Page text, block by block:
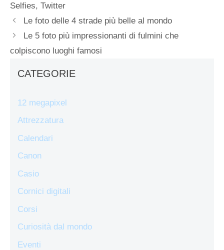
Selfies, Twitter
Le foto delle 4 strade più belle al mondo
Le 5 foto più impressionanti di fulmini che
colpiscono luoghi famosi
CATEGORIE
12 megapixel
Attrezzatura
Calendari
Canon
Casio
Cornici digitali
Corsi
Curiosità dal mondo
Eventi